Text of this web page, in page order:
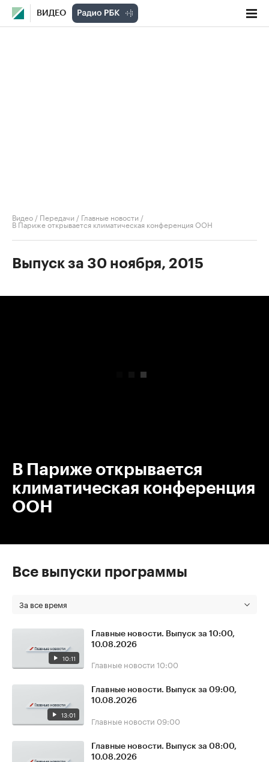
ВИДЕО
Видео / Передачи / Главные новости /
В Париже открывается климатическая конференция ООН
Выпуск за 30 ноября, 2015
В Париже открывается
климатическая конференция
ООН
Все выпуски программы
За все время
10:11
Главные новости. Выпуск за 10:00,
10.08.2026
Главные новости 10:00
13:01
Главные новости. Выпуск за 09:00,
10.08.2026
Главные новости 09:00
Главные новости. Выпуск за 08:00,
10.08.2026